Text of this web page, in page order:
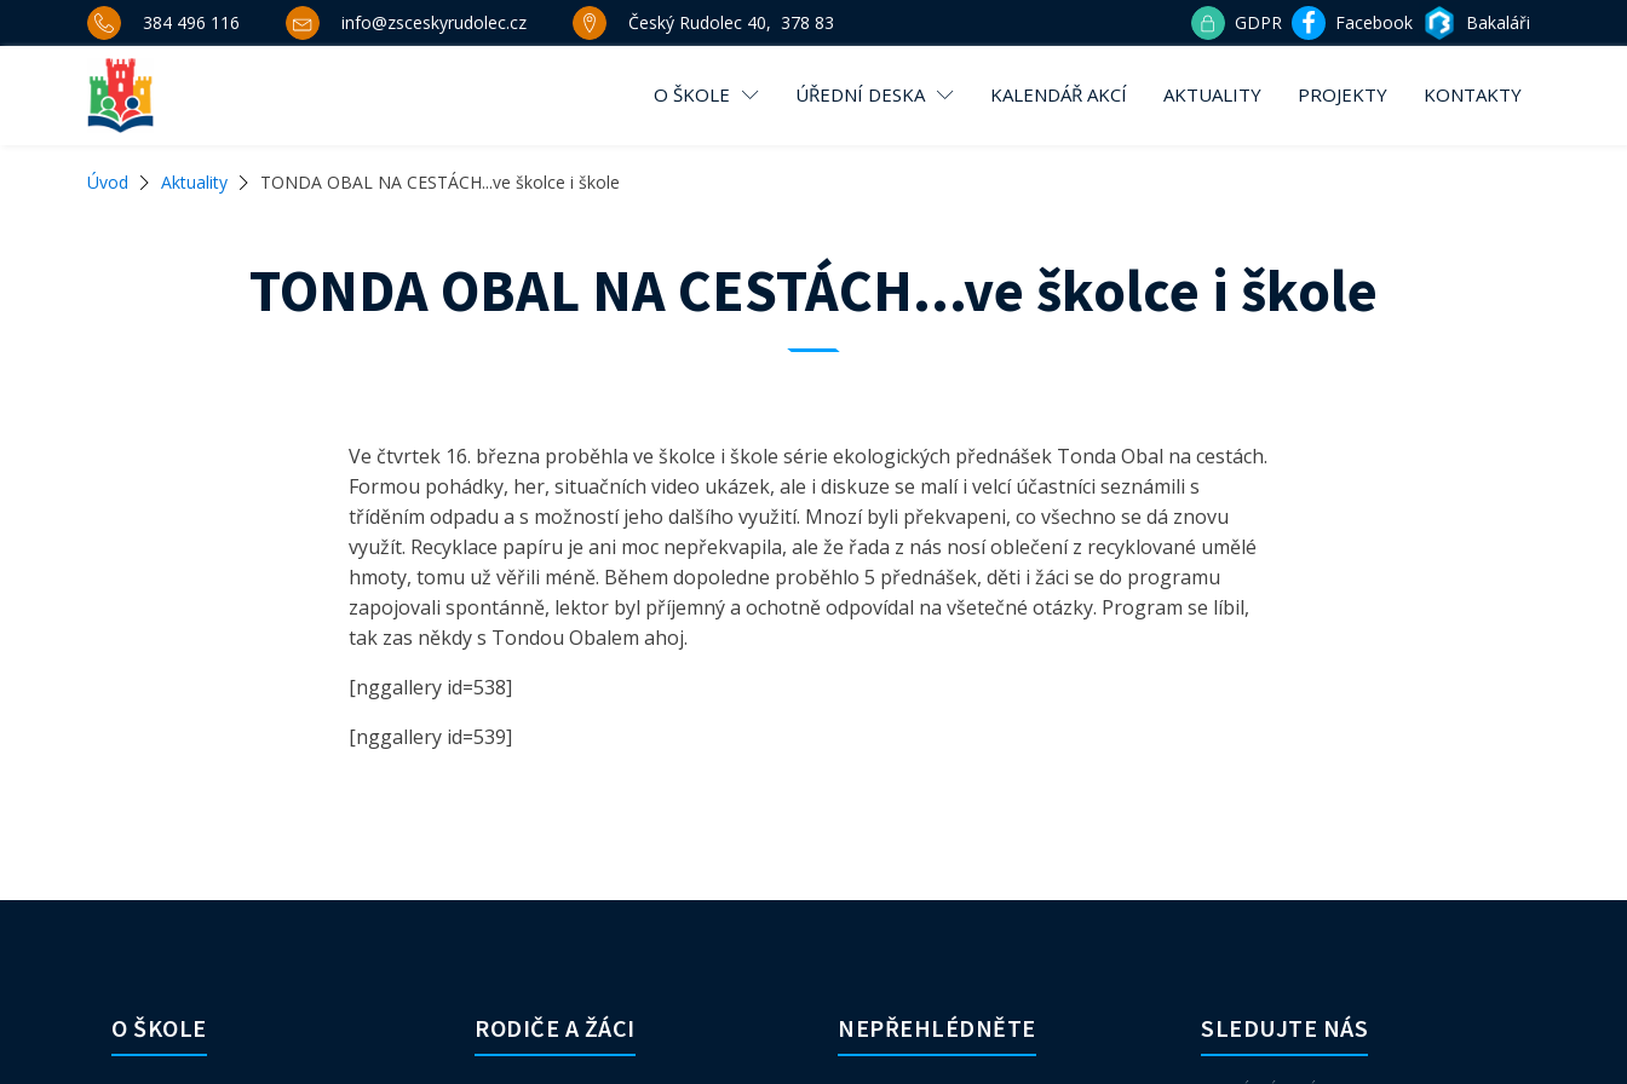
384 496 116 info@zsceskyrudolec.cz Český Rudolec 40, 378 83 GDPR Facebook Bakaláři
O ŠKOLE ÚŘEDNÍ DESKA KALENDÁŘ AKCÍ AKTUALITY PROJEKTY KONTAKTY
Úvod Aktuality TONDA OBAL NA CESTÁCH...ve školce i škole
TONDA OBAL NA CESTÁCH...ve školce i škole
Ve čtvrtek 16. března proběhla ve školce i škole série ekologických přednášek Tonda Obal na cestách.
Formou pohádky, her, situačních video ukázek, ale i diskuze se malí i velcí účastníci seznámili s
tříděním odpadu a s možností jeho dalšího využití. Mnozí byli překvapeni, co všechno se dá znovu
využít. Recyklace papíru je ani moc nepřekvapila, ale že řada z nás nosí oblečení z recyklované umělé
hmoty, tomu už věřili méně. Během dopoledne proběhlo 5 přednášek, děti i žáci se do programu
zapojovali spontánně, lektor byl příjemný a ochotně odpovídal na všetečné otázky. Program se líbil,
tak zas někdy s Tondou Obalem ahoj.
[nggallery id=538]
[nggallery id=539]
O ŠKOLE RODIČE A ŽÁCI NEPŘEHLÉDNĚTE SLEDUJTE NÁS